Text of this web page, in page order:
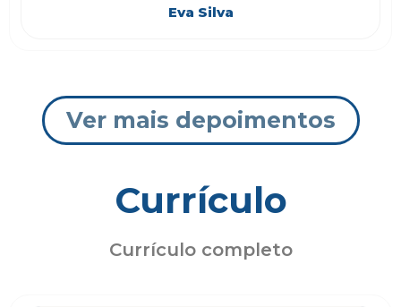
Eva Silva
Ver mais depoimentos
Currículo
Currículo completo